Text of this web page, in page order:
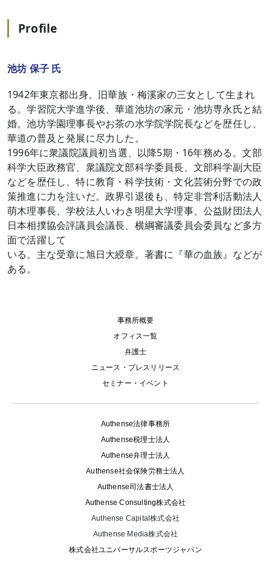
Profile
池坊 保子 氏
1942年東京都出身。旧華族・梅溪家の三女として生まれ
る。学習院大学進学後、華道池坊の家元・池坊専永氏と結
婚。池坊学園理事長やお茶の水学院学院長などを歴任し、
華道の普及と発展に尽力した。
1996年に衆議院議員初当選、以降5期・16年務める。文部
科学大臣政務官、衆議院文部科学委員長、文部科学副大臣
などを歴任し、特に教育・科学技術・文化芸術分野での政
策推進に力を注いだ。政界引退後も、特定非営利活動法人
萌木理事長、学校法人いわき明星大学理事、公益財団法人
日本相撲協会評議員会議長、横綱審議委員会委員など多方
面で活躍して
いる。主な受章に旭日大綬章。著書に『華の血族』などが
ある。
事務所概要
オフィス一覧
弁護士
ニュース・プレスリリース
セミナー・イベント
Authense法律事務所
Authense税理士法人
Authense弁理士法人
Authense社会保険労務士法人
Authense司法書士法人
Authense Consulting株式会社
Authense Capital株式会社
Authense Media株式会社
株式会社ユニバーサルスポーツジャパン